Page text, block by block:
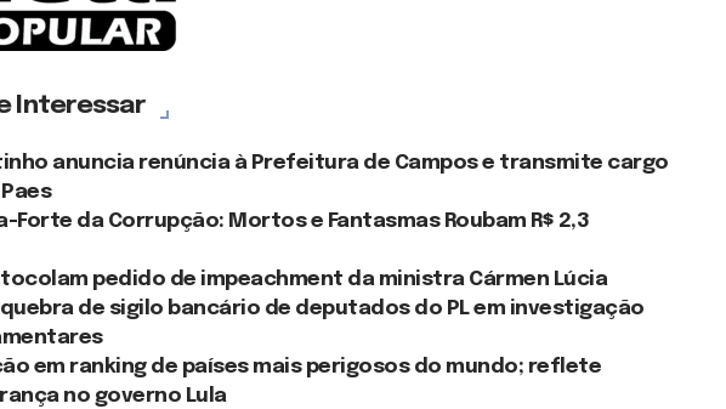
Interessar
anuncia renúncia à Prefeitura de Campos e transmite cargo
Forte da Corrupção: Mortos e Fantasmas Roubam R$ 2,3
pedido de impeachment da ministra Cármen Lúcia
de sigilo bancário de deputados do PL em investigação
em ranking de países mais perigosos do mundo; reflete
no governo Lula